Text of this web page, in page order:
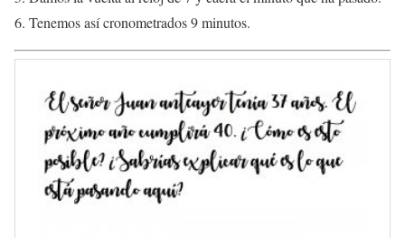
Tenemos así cronometrados 9 minutos.